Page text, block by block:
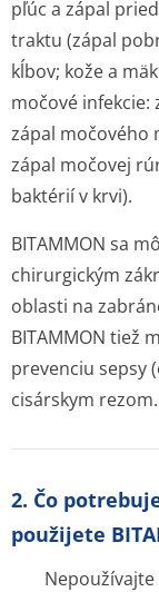
pľúc a zápal
traktu (zápal
kĺbov; kože a
močové infekcie:
zápal močového
zápal močovej
baktérií v krvi).
BITAMMON sa
chirurgickým
oblasti na
BITAMMON tiež
prevenciu sepsy
cisárskym rezom.
2. Čo
použijete
Nepoužívajte